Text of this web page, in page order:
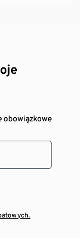
obowiązkowe